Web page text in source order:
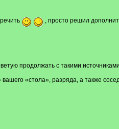
, просто решил
продолжать с такими
«стола», разряда, а также